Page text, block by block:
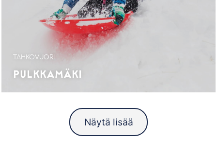
TAHKOVUORI
PULKKAMÄKI
Näytä lisää